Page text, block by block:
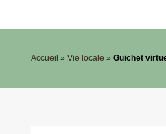
Accueil » Vie locale » Guichet